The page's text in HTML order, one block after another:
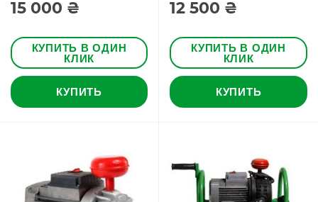
15 000 ₴
КУПИТЬ В ОДИН
КЛИК
КУПИТЬ
12 500 ₴
КУПИТЬ В ОДИН
КЛИК
КУПИТЬ